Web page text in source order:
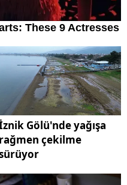
Gölü'nde yağışa
rağmen çekilme